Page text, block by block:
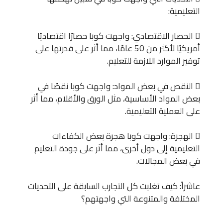
التعليمية:
 الحصار الاقتصادي: واجهت كوبا حصارًا اقتصاديًا
أمريكيًا لأكثر من 50 عامًا، مما أثر على قدرتها على
توفير الموارد اللازمة للتعليم.
 النقص في بعض المواد: واجهت كوبا نقصًا في
بعض المواد الأساسية، مثل الورق والأقلام، مما أثر
على العملية التعليمية.
 الهجرة: واجهت كوبا هجرة بعض الكفاءات
التعليمية إلى دول أخرى، مما أثر على جودة التعليم
في بعض المجالات.
عاشراً: كيف تغلبت كل التجارب السابقة على التحديات
المختلفة والمتنوعة التي واجهتهم؟